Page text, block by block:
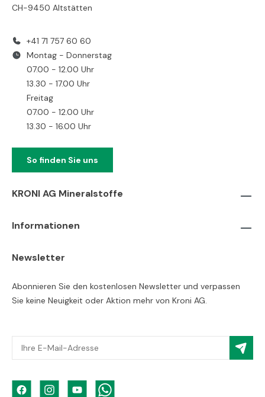
CH-9450 Altstätten
+41 71 757 60 60
Montag - Donnerstag
07.00 - 12.00 Uhr
13.30 - 17.00 Uhr
Freitag
07.00 - 12.00 Uhr
13.30 - 16.00 Uhr
So finden Sie uns
KRONI AG Mineralstoffe
Informationen
Newsletter
Abonnieren Sie den kostenlosen Newsletter und verpassen
Sie keine Neuigkeit oder Aktion mehr von Kroni AG.